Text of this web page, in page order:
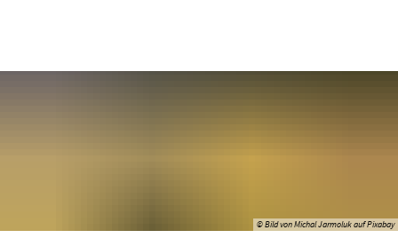
© Bild von Michal Jarmoluk auf Pixabay